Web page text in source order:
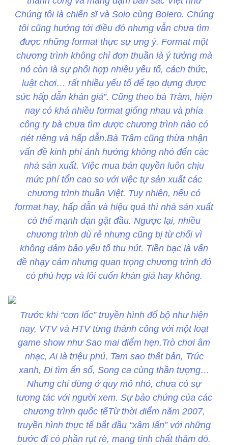
Chúng tôi là chiến sĩ và Solo cùng Bolero. Chúng
tôi cũng hướng tới điều đó nhưng vẫn chưa tìm
được những format thực sự ưng ý. Format một
chương trình không chỉ đơn thuần là ý tưởng mà
nó còn là sự phối hợp nhiều yếu tố, cách thức,
luật chơi… rất nhiều yếu tố để tạo dựng được
sức hấp dẫn khán giả”. Cũng theo bà Trâm, hiện
nay có khá nhiều format giống nhau và phía
công ty bà chưa tìm được chương trình nào có
nét riêng và hấp dẫn.Bà Trâm cũng thừa nhận
vấn đề kinh phí ảnh hưởng không nhỏ đến các
nhà sản xuất. Việc mua bản quyền luôn chịu
mức phí tổn cao so với việc tự sản xuất các
chương trình thuần Việt. Tuy nhiên, nếu có
format hay, hấp dẫn và hiệu quả thì nhà sản xuất
có thể mạnh dạn gật đầu. Ngược lại, nhiều
chương trình dù rẻ nhưng cũng bị từ chối vì
không đảm bảo yếu tố thu hút. Tiền bạc là vấn
đề nhạy cảm nhưng quan trọng chương trình đó
có phù hợp và lôi cuốn khán giả hay không.
Trước khi “cơn lốc” truyền hình đổ bộ như hiện
nay, VTV và HTV từng thành công với một loạt
game show như Sao mai điểm hẹn,Trò chơi âm
nhạc, Ai là triệu phú, Tam sao thất bản, Trúc
xanh, Đi tìm ẩn số, Song ca cùng thần tượng…
Nhưng chỉ dừng ở quy mô nhỏ, chưa có sự
tương tác với người xem. Sự bảo chứng của các
chương trình quốc tếTừ thời điểm năm 2007,
truyền hình thực tế bắt đầu “xâm lấn” với những
bước đi có phần rụt rè, mang tính chất thăm dò.